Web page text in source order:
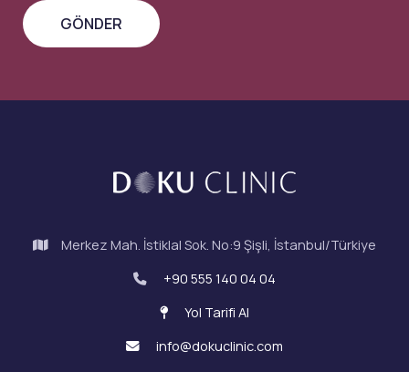
Merkez Mah. İstiklal Sok. No:9 Şişli, İstanbul/Türkiye
+90 555 140 04 04
Yol Tarifi Al
info@dokuclinic.com